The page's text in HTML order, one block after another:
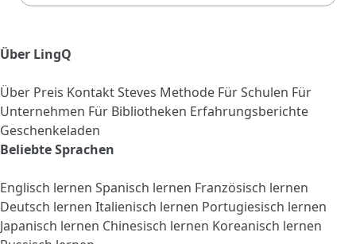
Über LingQ
Über Preis KontaktSteves Methode Für Schulen Für
Unternehmen Für Bibliotheken Erfahrungsberichte
Geschenkeladen
Beliebte Sprachen
Englisch lernen Spanisch lernen Französisch lernen
Deutsch lernen Italienisch lernen Portugiesisch lernen
Japanisch lernen Chinesisch lernen Koreanisch lernen